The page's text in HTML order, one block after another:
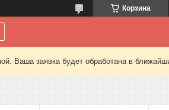
Корзина
Ваша заявка будет обработана в